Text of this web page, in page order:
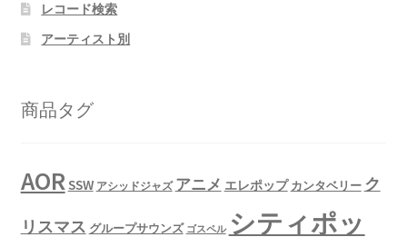
レコード検索
アーティスト別
商品タグ
AORSSW アシッドジャズ アニメ エレポップ カンタベリー ク
リスマス グループサウンズ ゴスペル シティポッ